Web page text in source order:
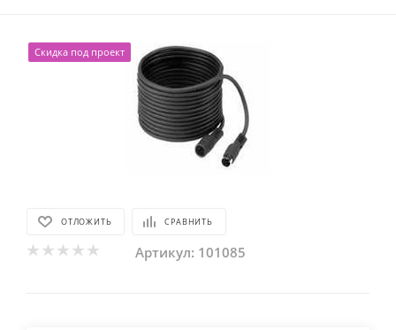
Скидка под проект
ОТЛОЖИТЬ СРАВНИТЬ
Артикул: 101085